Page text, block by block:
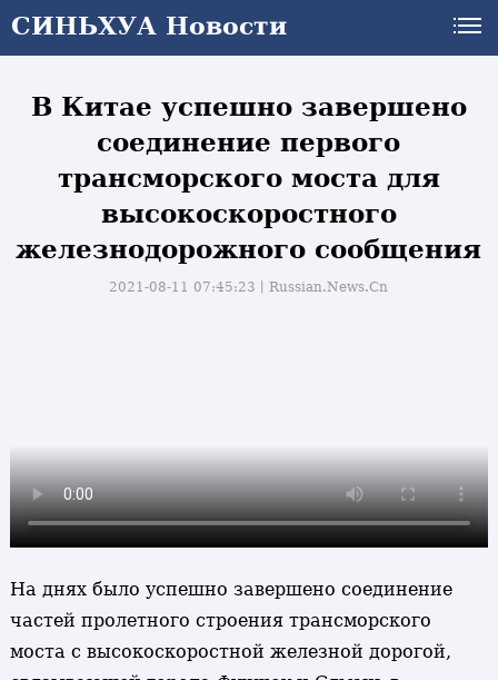
СИНЬХУА Новости
В Китае успешно завершено
соединение первого
трансморского моста для
высокоскоростного
железнодорожного сообщения
2021-08-11 07:45:23丨Russian.News.Cn
На днях было успешно завершено соединение
частей пролетного строения трансморского
моста с высокоскоростной железной дорогой,